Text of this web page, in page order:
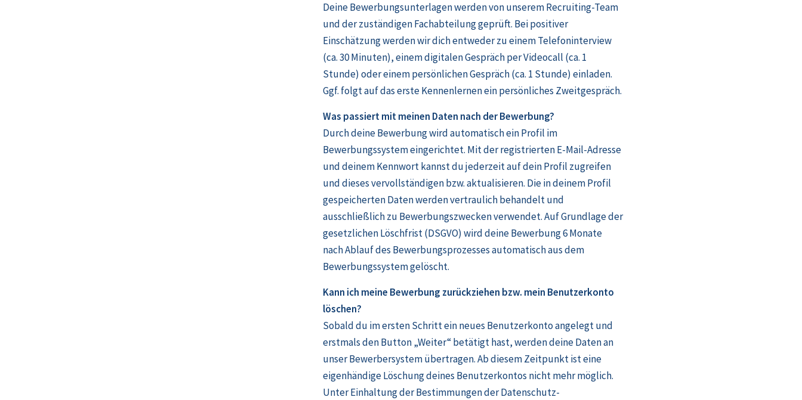
Deine Bewerbungsunterlagen werden von unserem Recruiting-Team
und der zuständigen Fachabteilung geprüft. Bei positiver
Einschätzung werden wir dich entweder zu einem Telefoninterview
(ca. 30 Minuten), einem digitalen Gespräch per Videocall (ca. 1
Stunde) oder einem persönlichen Gespräch (ca. 1 Stunde) einladen.
Ggf. folgt auf das erste Kennenlernen ein persönliches Zweitgespräch.
Was passiert mit meinen Daten nach der Bewerbung?
Durch deine Bewerbung wird automatisch ein Profil im
Bewerbungssystem eingerichtet. Mit der registrierten E-Mail-Adresse
und deinem Kennwort kannst du jederzeit auf dein Profil zugreifen
und dieses vervollständigen bzw. aktualisieren. Die in deinem Profil
gespeicherten Daten werden vertraulich behandelt und
ausschließlich zu Bewerbungszwecken verwendet. Auf Grundlage der
gesetzlichen Löschfrist (DSGVO) wird deine Bewerbung 6 Monate
nach Ablauf des Bewerbungsprozesses automatisch aus dem
Bewerbungssystem gelöscht.
Kann ich meine Bewerbung zurückziehen bzw. mein Benutzerkonto
löschen?
Sobald du im ersten Schritt ein neues Benutzerkonto angelegt und
erstmals den Button „Weiter“ betätigt hast, werden deine Daten an
unser Bewerbersystem übertragen. Ab diesem Zeitpunkt ist eine
eigenhändige Löschung deines Benutzerkontos nicht mehr möglich.
Unter Einhaltung der Bestimmungen der Datenschutz-